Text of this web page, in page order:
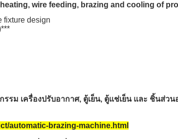
wire feeding, brazing and cooling of
fixture design
รรม เครื่องปรับอากาศ, ตู้เย็น, ตู้แช่เย็น และ ชิ้นส่
automatic-brazing-machine.html